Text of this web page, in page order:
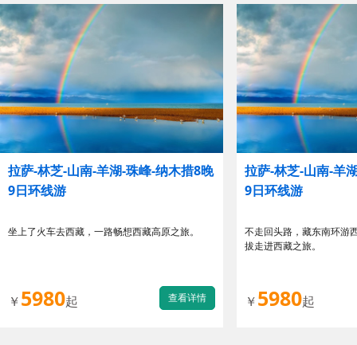
拉萨-林芝-山南-羊湖-珠峰-纳木措8晚
9日环线游
坐上了火车去西藏，一路畅想西藏高原之旅。
￥5980起 查看详情
拉萨-林芝-山南-羊
9日环线游
不走回头路，藏东南环游
拔走进西藏之旅。
￥5980起